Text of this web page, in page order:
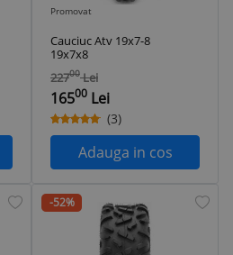
Promovat
Cauciuc Atv 19x7-8
19x7x8
22700 Lei
16500 Lei
(3)
Adauga in cos
-52%